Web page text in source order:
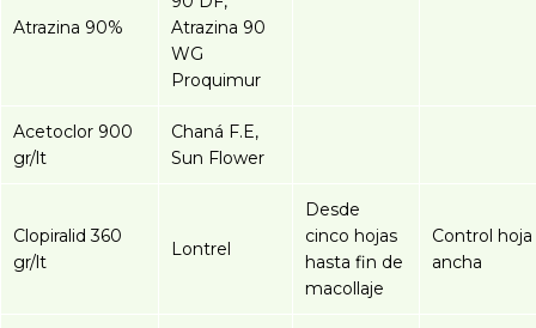
Atrazina 90%
Atrazina 90
WG
Proquimur
Acetoclor 900
gr/lt
Chaná F.E,
Sun Flower
Clopiralid 360
gr/lt
Lontrel
Desde
cinco hojas
hasta fin de
macollaje
Control hoja
ancha